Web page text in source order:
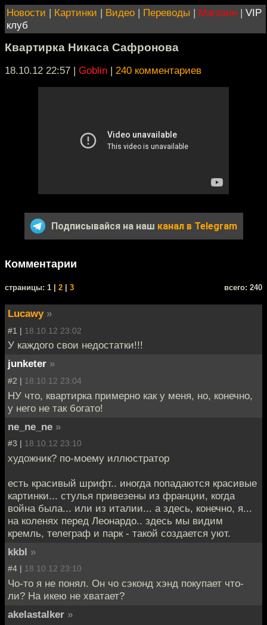
Новости | Картинки | Видео | Переводы | Магазин | VIP
клуб
Квартирка Никаса Сафронова
18.10.12 22:57 | Goblin | 240 комментариев
Подписывайся на наш канал в Telegram
Комментарии
cтраницы: 1 | 2 3 всего: 240
Lucawy »
#1 | 18.10.12 23:02
У каждого свои недостатки!!!
junketer »
#2 | 18.10.12 23:04
НУ что, квартирка примерно как у меня, но, конечно,
у него не так богато!
ne_ne_ne »
#3 | 18.10.12 23:10
художник? по-моему иллюстратор
есть красивый шрифт.. иногда попадаются красивые
картинки... стулья привезены из франции, когда
война была... или из италии... а здесь, конечно, я...
на коленях перед Леонардо.. здесь мы видим
кремль, телеграф и парк - такой создается уют.
kkbl »
#4 | 18.10.12 23:10
Чо-то я не понял. Он чо сэконд хэнд покупает что-
ли? На икею не хватает?
akelastalker »